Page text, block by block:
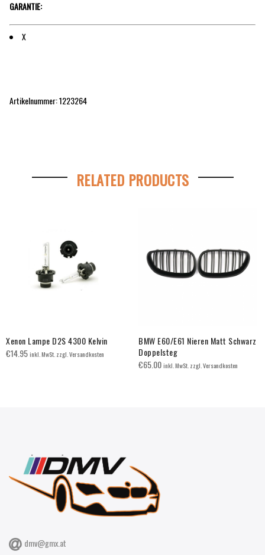
GARANTIE:
X
Artikelnummer: 1223264
RELATED PRODUCTS
Xenon Lampe D2S 4300 Kelvin
€14.95inkl. MwSt. zzgl. Versandkosten
BMW E60/E61 Nieren Matt Schwarz
Doppelsteg
€65.00inkl. MwSt. zzgl. Versandkosten
dmv@gmx.at